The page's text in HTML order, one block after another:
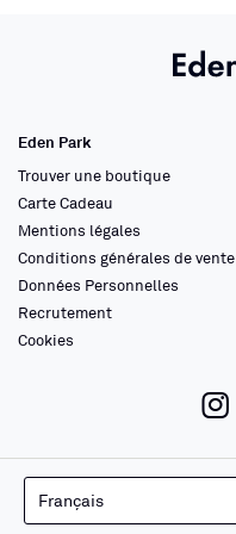
Eden Park
Trouver une boutique
Carte Cadeau
Mentions légales
Conditions générales de vente
Données Personnelles
Recrutement
Cookies
Français